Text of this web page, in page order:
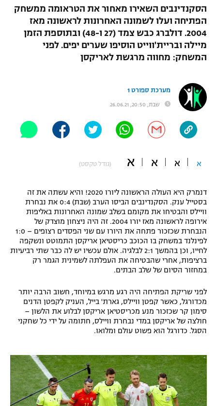
לוח שידורים
ברחבה
"מעל הליגה" – פודקאסט
"מחצית בשכונה" – פודקאסט
תקנון עבור פעילות אלקטרה
תקנון עבור פעילות ספורט 1 – "מרלן"
גיימינג E-Sports
תנאי שימוש
תקנון פעילות ספורט 1
הצטרפות לחבילת הערוצים
לוח דרושים – ג'ובנט
הפועל חיפה
הפועל באר שבע
בני יהודה
ליגה טורקית
ליגה סינית
ג'ודו
אגרוף
ספורט אולימפי
היאבקות WWE
אופניים
פוטבול אמריקאי NFL
בייסבול MLB
ספורט אתגרי ואקסטרים
אומנויות לחימה
גיימינג E-Sports
הסקנדינבים השאירו מאחור את הטראומה ממשחק
הפתיחה ועלו לשמונה האחרונות לראשונה מאז
2004. דולברג כבש צמד (27 ו-48) ובתוספת הזמן
מיילה ובריית'ווייט הוסיפו שערים יפים. לפני
המשחק: מחווה מרגשת לאריקסן
מערכת ספורט 1
שבת, 20:50, 26.06.21
א א א א (גודל טקסט)
דנמרק היא העולה הראשונה ליורו 2020! והיא עשתה את זה
בסטייל ענק. הסקנדינבים הביסו הערב (שבת) 0:4 את נבחרת
וויילס והבטיחו את מקומם בשלב שמונה האחרונות באליפות
אירופה לראשונה מאז יורו 2004. זה היה ניצחון מוצדק של
הנבחרת שכזכור פתחה את היורו עם שני הפסדים רצופים – 1:0
לפינלנד במשחק בו הכוכב כריסטיאן אריקסן התמוטט ונשקפה
לחייו, וכן בהמשך 2:1 לבלגיה. אולם עכשיו יש לה כבר שתי רביעיות
ברציפות, אחרי שהבטיחה את העפלתה לשמינית הגמר רק
במחזור הסיום של שלב הבתים.
לפני שריקת הפתיחה היה רגע מרגש במיוחד, חשוב הרבה יותר
מכדורגל, כאשר קפטן וויילס, גארת' בייל, העניק לקפטן הדנים
סימון קר שכזכור מנע מכריסטיאן אריקסן לבלוע את הלשון –
חולצה של אריקסן במדי נבחרת וויילס, חתומה על ידי כל שחקני
הסגל. כדורגל הוא פשוט עולם ומלואו.